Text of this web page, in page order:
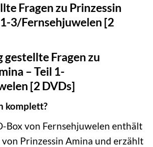
Fragen zu Prinzessin
3/Fernsehjuwelen [2
gestellte Fragen zu
– Teil 1-
[2 DVDs]
komplett?
Box von Fernsehjuwelen enthält
von Prinzessin Amina und erzählt